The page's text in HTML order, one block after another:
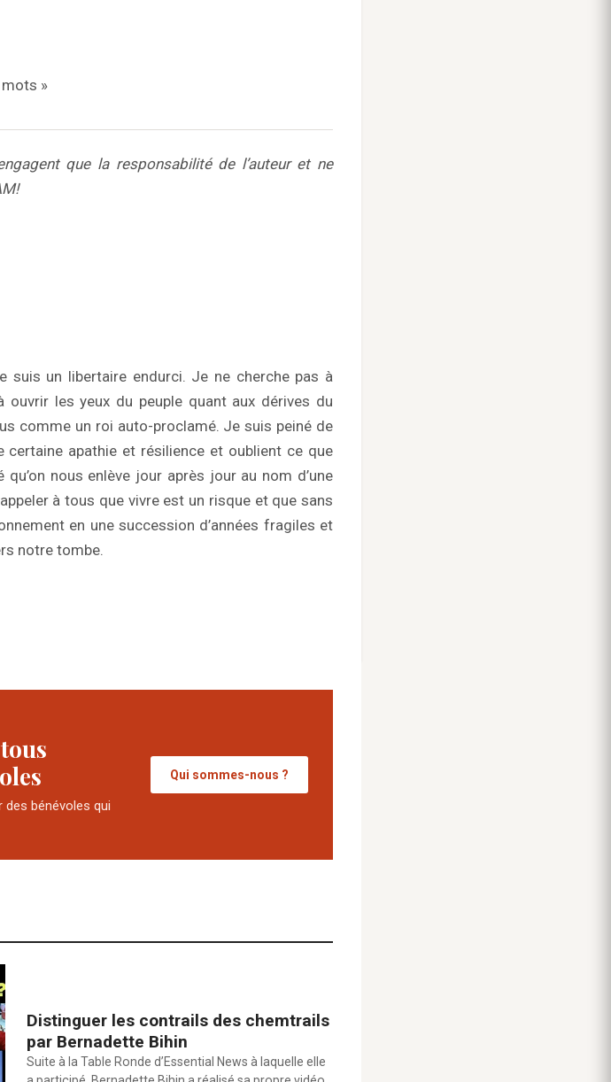
mots »
que la responsabilité de l’auteur et ne
suis un libertaire endurci. Je ne cherche pas à
les yeux du peuple quant aux dérives du
comme un roi auto-proclamé. Je suis peiné de
apathie et résilience et oublient ce que
nous enlève jour après jour au nom d’une
à tous que vivre est un risque et que sans
en une succession d’années fragiles et
notre tombe.
des bénévoles qui
Qui sommes-nous ?
Distinguer les contrails des chemtrails
par Bernadette Bihin
Suite à la Table Ronde d’Essential News à laquelle elle